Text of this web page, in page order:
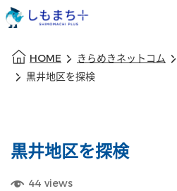
HOME きらめきネットコム
黒井地区を探検
黒井地区を探検
44 views